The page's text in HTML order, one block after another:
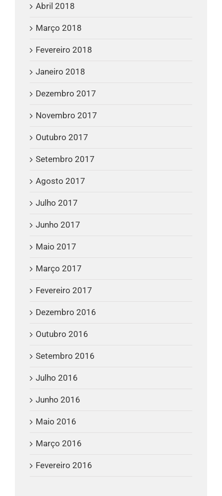
Abril 2018
Março 2018
Fevereiro 2018
Janeiro 2018
Dezembro 2017
Novembro 2017
Outubro 2017
Setembro 2017
Agosto 2017
Julho 2017
Junho 2017
Maio 2017
Março 2017
Fevereiro 2017
Dezembro 2016
Outubro 2016
Setembro 2016
Julho 2016
Junho 2016
Maio 2016
Março 2016
Fevereiro 2016